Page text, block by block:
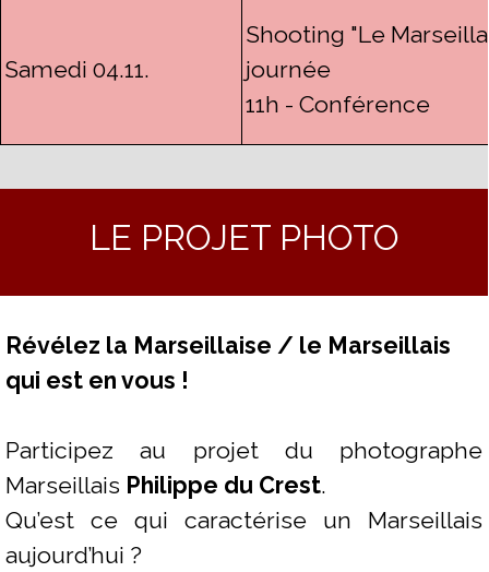
Samedi 04.11.
Shooting "Le
journée
11h - Conférence
LE PROJET PHOTO
Révélez la Marseillaise / le Marseillais
qui est en vous !
Participez au projet du photographe
Marseillais Philippe du Crest.
Qu’est ce qui caractérise un Marseillais
aujourd’hui ?